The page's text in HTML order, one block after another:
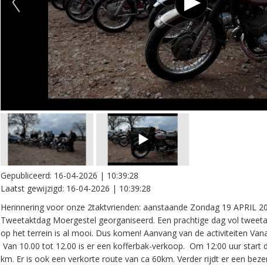
Gepubliceerd: 16-04-2026 | 10:39:28
Laatst gewijzigd: 16-04-2026 | 10:39:28
Herinnering voor onze 2taktvrienden: aanstaande Zondag 19 APRIL
Tweetaktdag Moergestel georganiseerd. Een prachtige dag vol
op het terrein is al mooi. Dus komen! Aanvang van de activiteiten
Van 10.00 tot 12.00 is er een kofferbak-verkoop. Om 12:00 uur start
km. Er is ook een verkorte route van ca 60km. Verder rijdt er een